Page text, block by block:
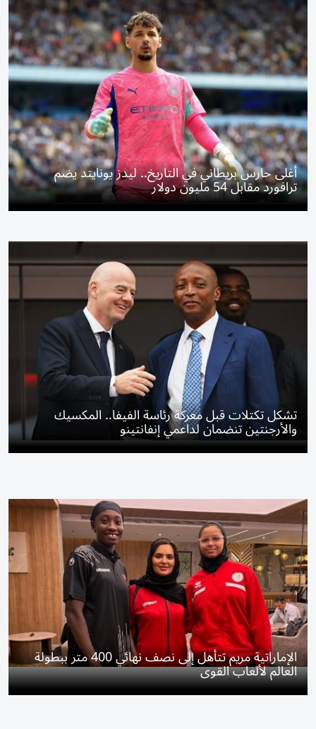
أغلى حارس بريطاني في التاريخ.. ليدز يونايتد يضم
ترافورد مقابل 54 مليون دولار
تشكل تكتلات قبل معركة رئاسة الفيفا.. المكسيك
والأرجنتين تنضمان لداعمي إنفانتينو
الإماراتية مريم تتأهل إلى نصف نهائي 400 متر ببطولة
العالم لألعاب القوى